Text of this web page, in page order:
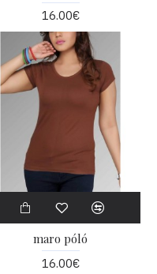
16.00€
maro póló
16.00€